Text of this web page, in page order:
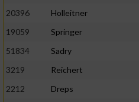
20396
Holleitner
19059
Springer
51834
Sadry
3219
Reichert
2212
Dreps